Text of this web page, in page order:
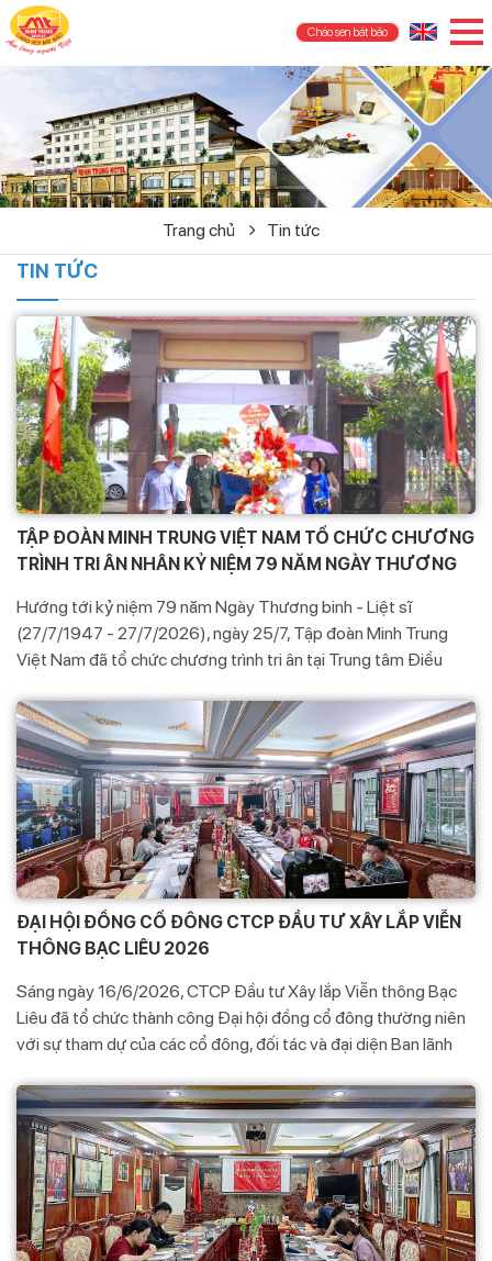
Cháo sen bát bảo
Trang chủ Tin tức
TIN TỨC
TẬP ĐOÀN MINH TRUNG VIỆT NAM TỔ CHỨC CHƯƠNG
TRÌNH TRI ÂN NHÂN KỶ NIỆM 79 NĂM NGÀY THƯƠNG
Hướng tới kỷ niệm 79 năm Ngày Thương binh - Liệt sĩ
(27/7/1947 - 27/7/2026), ngày 25/7, Tập đoàn Minh Trung
Việt Nam đã tổ chức chương trình tri ân tại Trung tâm Điều
Chương trình là hoạt động thiết thực nhằm bày tỏ lòng biết ơn
sâu sắc đối với các Anh hùng liệt sĩ, thương binh, bệnh binh, gia
đình chính sách và những người đã cống hiến, hy sinh vì độc lập,
tự do của Tổ quốc.
ĐẠI HỘI ĐỒNG CỔ ĐÔNG CTCP ĐẦU TƯ XÂY LẮP VIỄN
THÔNG BẠC LIÊU 2026
Sáng ngày 16/6/2026, CTCP Đầu tư Xây lắp Viễn thông Bạc
Liêu đã tổ chức thành công Đại hội đồng cổ đông thường niên
với sự tham dự của các cổ đông, đối tác và đại diện Ban lãnh